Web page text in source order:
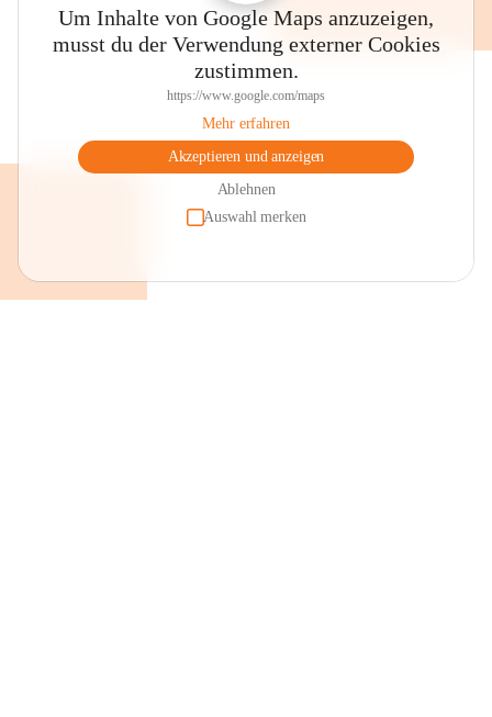
Um Inhalte von Google Maps anzuzeigen,
musst du der Verwendung externer Cookies
zustimmen.
https://www.google.com/maps
Mehr erfahren
Akzeptieren und anzeigen
Ablehnen
Auswahl merken